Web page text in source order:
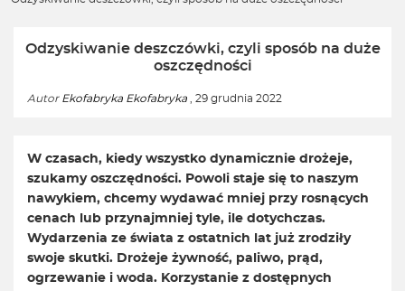
Odzyskiwanie deszczówki, czyli sposób na duże
oszczędności
Autor Ekofabryka Ekofabryka , 29 grudnia 2022
W czasach, kiedy wszystko dynamicznie drożeje,
szukamy oszczędności. Powoli staje się to naszym
nawykiem, chcemy wydawać mniej przy rosnących
cenach lub przynajmniej tyle, ile dotychczas.
Wydarzenia ze świata z ostatnich lat już zrodziły
swoje skutki. Drożeje żywność, paliwo, prąd,
ogrzewanie i woda. Korzystanie z dostępnych